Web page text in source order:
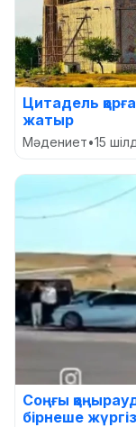
Цитадель
жатыр
Мәдениет•15
Соңғы
бірнеше